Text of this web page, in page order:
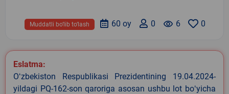
0
remove_red_eye 6
0
60 oy
Muddatli bo‘lib to‘lash
Eslatma:
Oʻzbekiston Respublikasi Prezidentining 19.04.2024-
yildagi PQ-162-son qaroriga asosan ushbu lot boʻyicha